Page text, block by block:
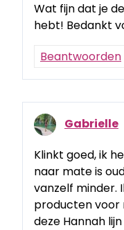
Wat fijn dat je
hebt! Bedankt
Beantwoorden
Gabrielle
Klinkt goed, ik
naar mate is
vanzelf minder.
producten voor
deze Hannah